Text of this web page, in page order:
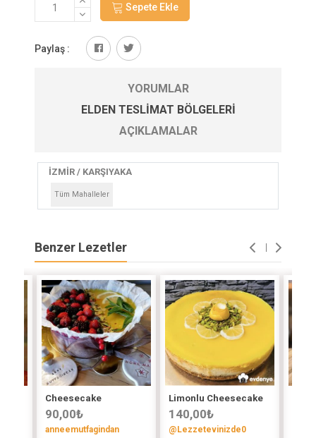
Sepete Ekle
Paylaş :
YORUMLAR
ELDEN TESLIMAT BÖLGELERI
AÇIKLAMALAR
İZMİR / KARŞIYAKA
Tüm Mahalleler
Benzer Lezetler
Cheesecake
90,00₺
anneemutfagindan
Limonlu Cheesecake
140,00₺
@Lezzetevinizde0